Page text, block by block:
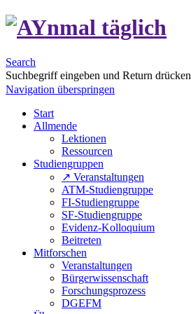
Search
Suchbegriff eingeben und Return drücken
Navigation überspringen
Start
Allmende
Lektionen
Ressourcen
Studiengruppen
↗ Veranstaltungen
ATM-Studiengruppe
FI-Studiengruppe
SF-Studiengruppe
Evidenz-Kolloquium
Beitreten
Mitforschen
Veranstaltungen
Bürgerwissenschaft
Forschungsprozess
DGEFM